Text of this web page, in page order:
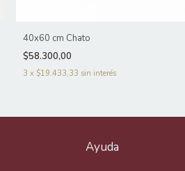
40x60 cm Chato
$58.300,00
3 x$19.433,33 sin interés
Ayuda